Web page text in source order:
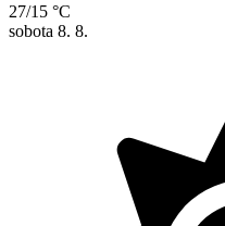
27/15 °C
sobota 8. 8.